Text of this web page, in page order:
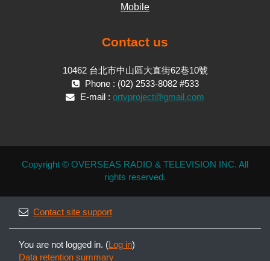
Mobile
Contact us
10462 台北市中山區大直街62巷10號
Phone : (02) 2533-8082 #533
E-mail : ortvproject@gmail.com
Copyright © OVERSEAS RADIO & TELEVISION INC. All
rights reserved.
Contact site support
You are not logged in. (Log in)
Data retention summary